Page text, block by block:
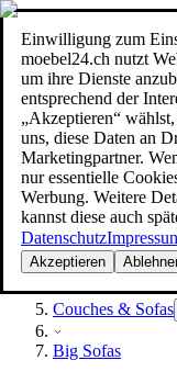
Einwilligung zum
moebel24.ch nutzt
um ihre Dienste
entsprechend der
„Akzeptieren“
uns, diese Daten an
Marketingpartner.
nur essentielle
Werbung. Weitere
kannst diese auch
Datenschutz
Akzeptieren
Suche
moebel dir den besten
Möbel
Couches & Sofas
Big Sofas